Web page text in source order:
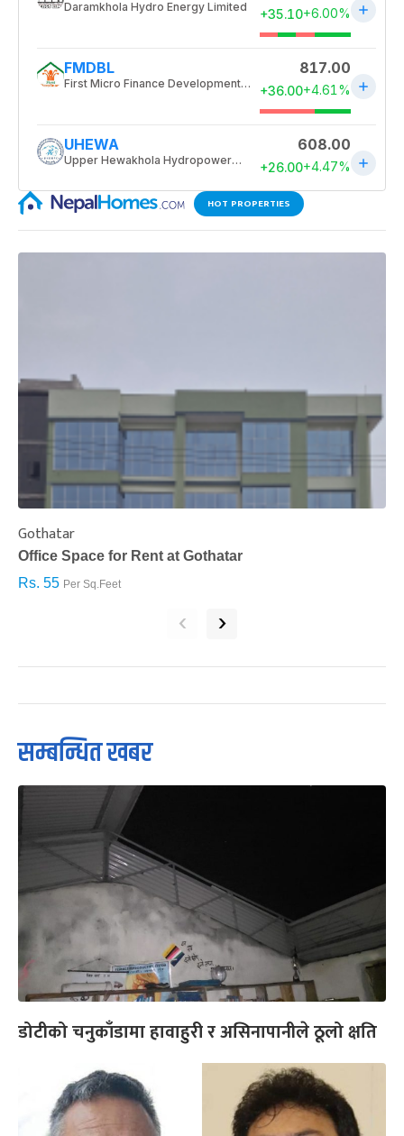
HOT PROPERTIES
Gothatar
Office Space for Rent at Gothatar
Rs. 55 Per Sq.Feet
‹ ›
सम्बन्धित खबर
डोटीको चनुकाँडामा हावाहुरी र असिनापानीले ठूलो क्षति